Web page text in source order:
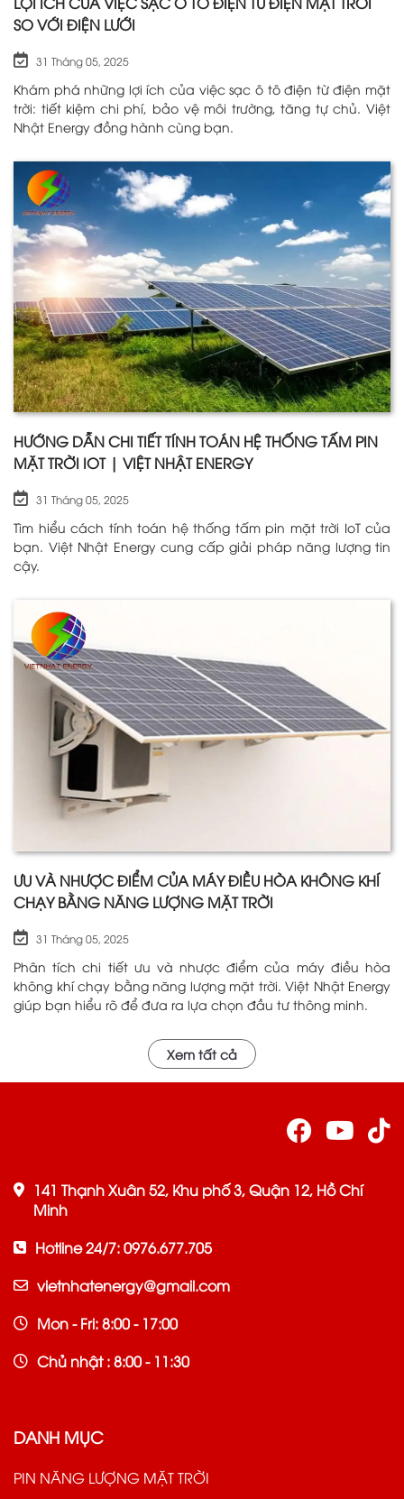
SO VỚI ĐIỆN LƯỚI
31 Tháng 05, 2025
Khám phá những lợi ích của việc sạc ô tô điện từ điện mặt
trời: tiết kiệm chi phí, bảo vệ môi trường, tăng tự chủ. Việt
Nhật Energy đồng hành cùng bạn.
HƯỚNG DẪN CHI TIẾT TÍNH TOÁN HỆ THỐNG TẤM PIN
MẶT TRỜI IOT | VIỆT NHẬT ENERGY
31 Tháng 05, 2025
Tìm hiểu cách tính toán hệ thống tấm pin mặt trời IoT của
bạn. Việt Nhật Energy cung cấp giải pháp năng lượng tin
cậy.
ƯU VÀ NHƯỢC ĐIỂM CỦA MÁY ĐIỀU HÒA KHÔNG KHÍ
CHẠY BẰNG NĂNG LƯỢNG MẶT TRỜI
31 Tháng 05, 2025
Phân tích chi tiết ưu và nhược điểm của máy điều hòa
không khí chạy bằng năng lượng mặt trời. Việt Nhật Energy
giúp bạn hiểu rõ để đưa ra lựa chọn đầu tư thông minh.
Xem tất cả
141 Thạnh Xuân 52, Khu phố 3, Quận 12, Hồ Chí
Minh
Hotline 24/7: 0976.677.705
vietnhatenergy@gmail.com
Mon - Fri: 8:00 - 17:00
Chủ nhật : 8:00 - 11:30
DANH MỤC
PIN NĂNG LƯỢNG MẶT TRỜI